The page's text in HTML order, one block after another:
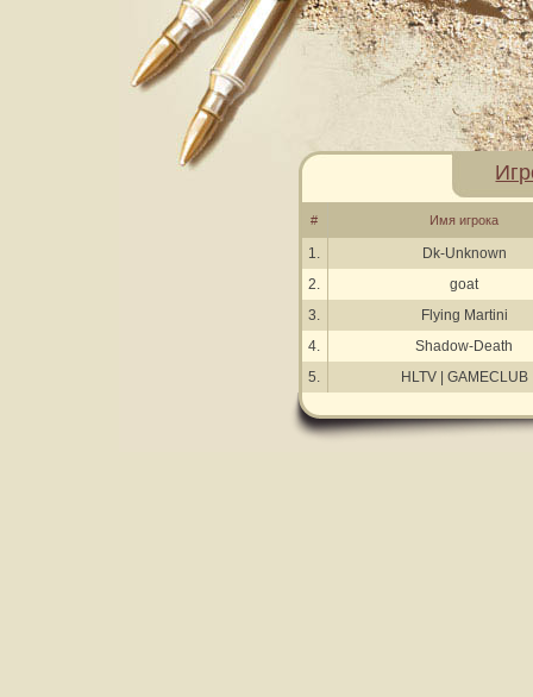
# Имя игрока
1.
Dk-Unknown
2.
goat
3.
Flying Martini
4.
Shadow-Death
5.
HLTV | GAMECLUB